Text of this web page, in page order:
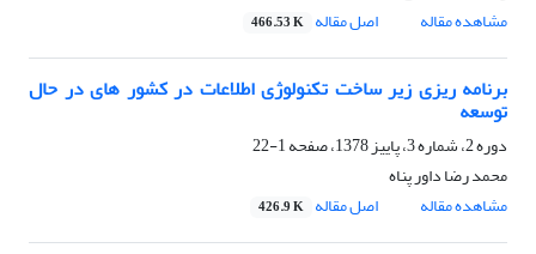
مشاهده مقاله
اصل مقاله 466.53 K
برنامه ریزی زیر ساخت تکنولوژی اطلاعات در کشور های در حال
توسعه
دوره 2، شماره 3، پاییز 1378، صفحه
1-22
محمد رضا داور پناه
مشاهده مقاله
اصل مقاله 426.9 K